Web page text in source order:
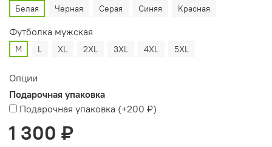
Белая Черная Серая Синяя Красная
Футболка мужская
M L XL 2XL 3XL 4XL 5XL
Опции
Подарочная упаковка
Подарочная упаковка (+200 ₽)
1 300 ₽